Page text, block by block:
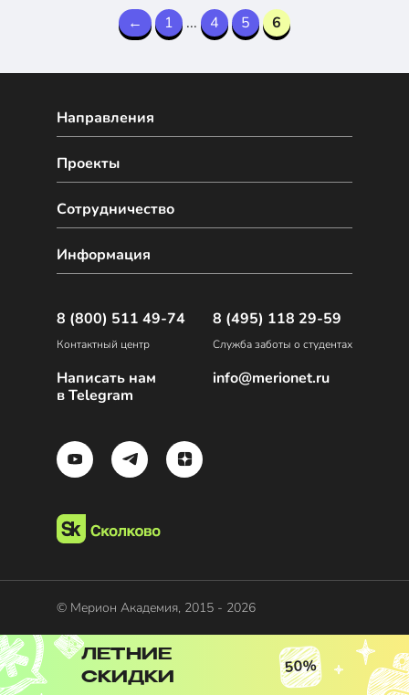
← 1 ... 4 5 6
Направления
Сотрудничество
Проекты
Информация
8 (800) 511 49-74
Контактный центр
Написать нам
в Telegram
8 (495) 118 29-59
Служба заботы о студентах
info@merionet.ru
© Мерион Академия, 2015 - 2026
ЛЕТНИЕ
СКИДКИ
50%